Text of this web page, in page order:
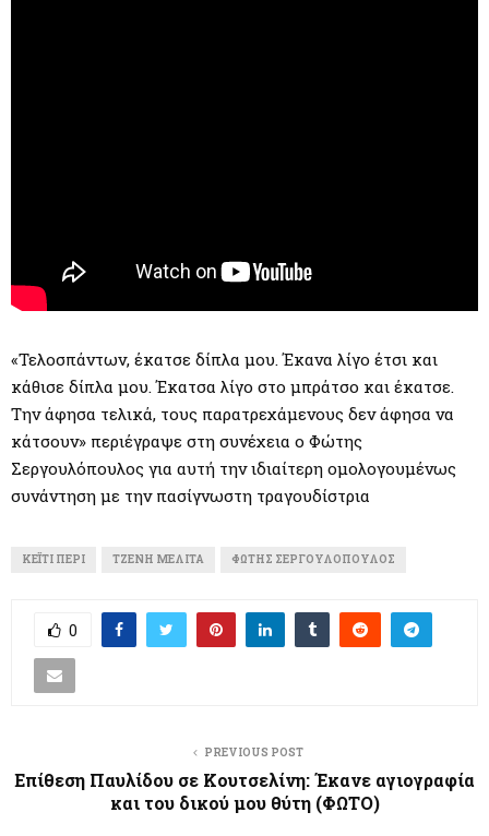
«Τελοσπάντων, έκατσε δίπλα μου. Έκανα λίγο έτσι και
κάθισε δίπλα μου. Έκατσα λίγο στο μπράτσο και έκατσε.
Την άφησα τελικά, τους παρατρεχάμενους δεν άφησα να
κάτσουν» περιέγραψε στη συνέχεια ο Φώτης
Σεργουλόπουλος για αυτή την ιδιαίτερη ομολογουμένως
συνάντηση με την πασίγνωστη τραγουδίστρια
ΚΈΙΤΙ ΠΈΡΙ ΤΖΈΝΗ ΜΕΛΙΤΆ ΦΏΤΗΣ ΣΕΡΓΟΥΛΌΠΟΥΛΟΣ
0
PREVIOUS POST
Επίθεση Παυλίδου σε Κουτσελίνη: Έκανε αγιογραφία
και του δικού μου θύτη (ΦΩΤΟ)